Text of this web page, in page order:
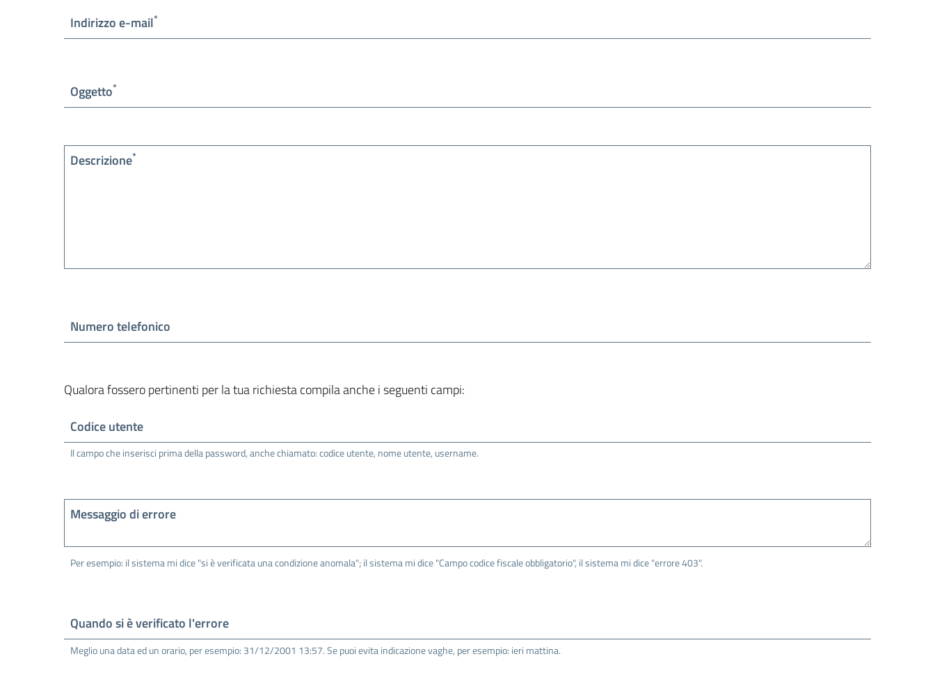
Indirizzo e-mail*
Oggetto*
Descrizione*
Numero telefonico
Qualora fossero pertinenti per la tua richiesta compila anche i seguenti campi:
Codice utente
Il campo che inserisci prima della password, anche chiamato: codice utente, nome utente, username.
Messaggio di errore
Per esempio: il sistema mi dice "si è verificata una condizione anomala"; il sistema mi dice "Campo codice fiscale obbligatorio", il sistema mi dice "errore 403".
Quando si è verificato l'errore
Meglio una data ed un orario, per esempio: 31/12/2001 13:57. Se puoi evita indicazione vaghe, per esempio: ieri mattina.